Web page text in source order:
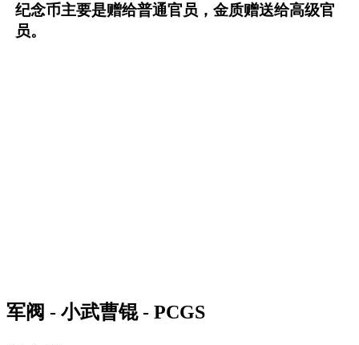
纪念币主要是赠给普通官员，金质赠送给高级官
员。
军阀 - 小武曹锟 - PCGS